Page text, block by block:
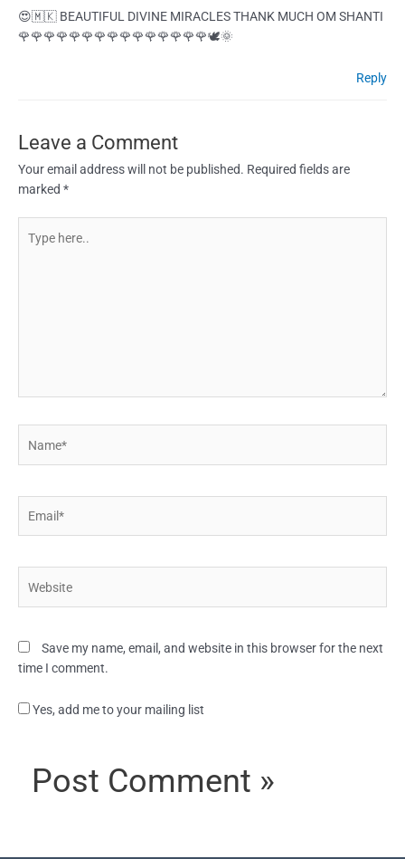
😍🇲🇰 BEAUTIFUL DIVINE MIRACLES THANK MUCH OM SHANTI
🌹🌹🌹🌹🌹🌹🌹🌹🌹🌹🌹🌹🌹🌹🌹🕊️🌞
Reply
Leave a Comment
Your email address will not be published. Required fields are
marked *
here..
Save my name, email, and website in this browser for the next
time I comment.
Yes, add me to your mailing list